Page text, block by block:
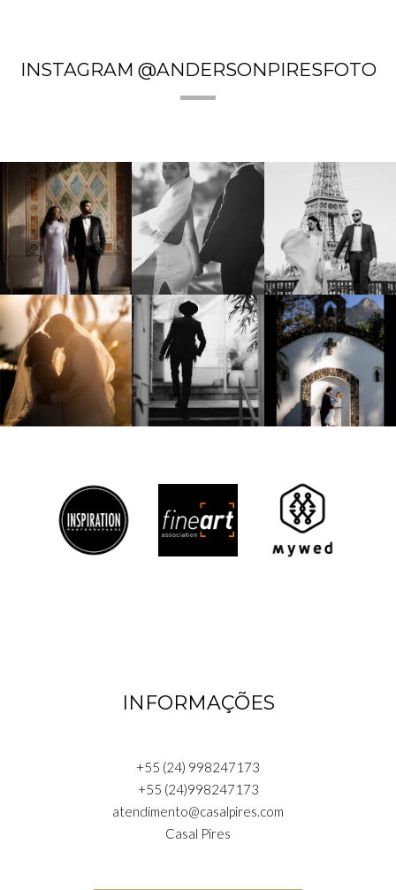
INSTAGRAM @ANDERSONPIRESFOTO
INFORMAÇÕES
+55 (24) 998247173
+55 (24)998247173
atendimento@casalpires.com
Casal Pires